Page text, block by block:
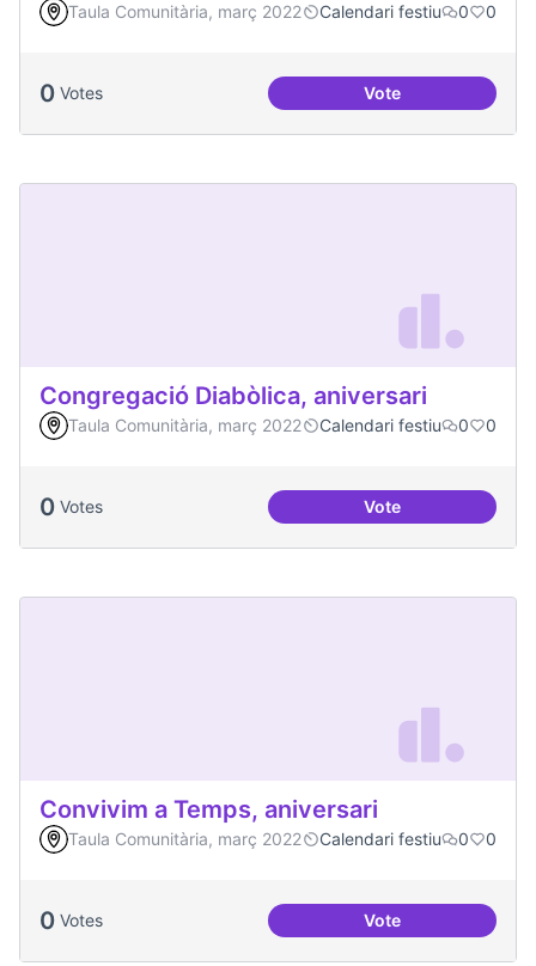
Taula Comunitària, març 2022 Calendari festiu 0 0
0 Votes VoteComissió de
Congregació Diabòlica, aniversari
Taula Comunitària, març 2022 Calendari festiu 0 0
0 Votes VoteCongregació
Convivim a Temps, aniversari
Taula Comunitària, març 2022 Calendari festiu 0 0
0 Votes VoteConvivim a